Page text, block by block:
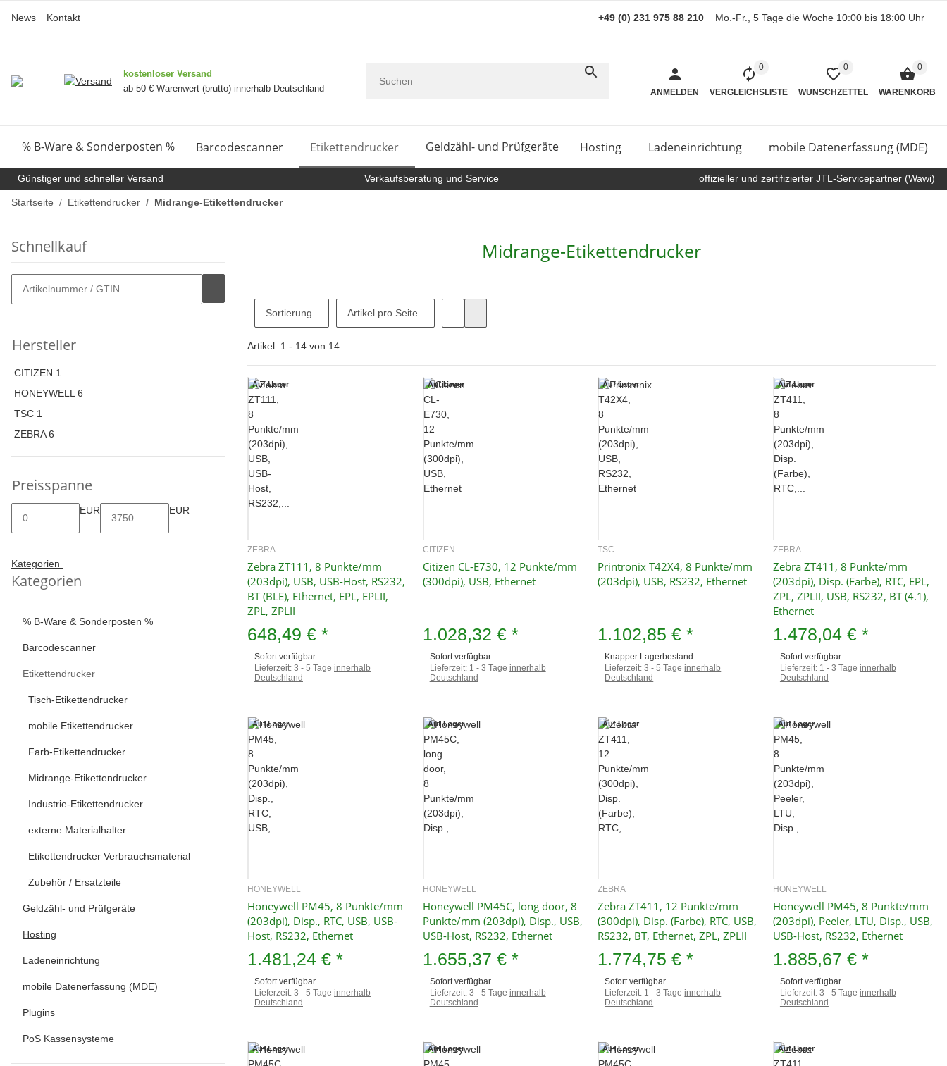
News Kontakt +49 (0) 231 975 88 210 Mo.-Fr., 5 Tage die Woche 10:00 bis 18:00 Uhr
kostenloser Versand
ab 50 € Warenwert (brutto) innerhalb Deutschland
ANMELDEN
0
VERGLEICHSLISTE
0
WUNSCHZETTEL
0
WARENKORB
% B-Ware & Sonderposten % Barcodescanner Etikettendrucker Geldzähl- und Prüfgeräte Hosting Ladeneinrichtung mobile Datenerfassung (MDE)
Günstiger und schneller Versand Verkaufsberatung und Service offizieller und zertifizierter JTL-Servicepartner (Wawi)
Startseite Etikettendrucker Midrange-Etikettendrucker
Midrange-Etikettendrucker
Sortierung Artikel pro Seite
Artikel 1 - 14 von 14
Auf Lager
ZEBRA
Zebra ZT111, 8 Punkte/mm
(203dpi), USB, USB-Host, RS232,
BT (BLE), Ethernet, EPL, EPLII,
ZPL, ZPLII
648,49 € *
Sofort verfügbar
Lieferzeit: 3 - 5 Tage innerhalb
Deutschland
Auf Lager
CITIZEN
Citizen CL-E730, 12 Punkte/mm
(300dpi), USB, Ethernet
1.028,32 € *
Sofort verfügbar
Lieferzeit: 1 - 3 Tage innerhalb
Deutschland
Auf Lager
TSC
Printronix T42X4, 8 Punkte/mm
(203dpi), USB, RS232, Ethernet
1.102,85 €*
Knapper Lagerbestand
Lieferzeit:3 - 5 Tageinnerhalb
Deutschland
Auf Lager
ZEBRA
Zebra ZT411, 8 Punkte/mm
(203dpi), Disp. (Farbe), RTC, EPL,
ZPL, ZPLII, USB, RS232, BT (4.1),
Ethernet
1.478,04 € *
Sofort verfügbar
Lieferzeit: 1 - 3 Tage innerhalb
Deutschland
Auf Lager
Schnellkauf
HONEYWELL
Honeywell PM45, 8 Punkte/mm
(203dpi), Disp., RTC, USB, USB-
Host, RS232, Ethernet
1.481,24 € *
Sofort verfügbar
Lieferzeit: 3 - 5 Tage innerhalb
Deutschland
Auf Lager
Schnellkauf
HONEYWELL
Honeywell PM45C, long door, 8
Punkte/mm (203dpi), Disp., USB,
USB-Host, RS232, Ethernet
1.655,37 € *
Sofort verfügbar
Lieferzeit: 3 - 5 Tage innerhalb
Deutschland
Auf Lager
ZEBRA
Zebra ZT411, 12 Punkte/mm
(300dpi), Disp. (Farbe), RTC, USB,
RS232, BT, Ethernet, ZPL, ZPLII
1.774,75 €*
Sofort verfügbar
Lieferzeit: 1 - 3 Tageinnerhalb
Deutschland
Auf Lager
Schnellkauf
HONEYWELL
Honeywell PM45, 8 Punkte/mm
(203dpi), Peeler, LTU, Disp., USB,
USB-Host, RS232, Ethernet
1.885,67 € *
Sofort verfügbar
Lieferzeit: 3 - 5 Tage innerhalb
Deutschland
Auf Lager Auf Lager Auf Lager Auf Lager
Schnellkauf
Hersteller
CITIZEN 1
HONEYWELL 6
TSC 1
ZEBRA 6
Preisspanne
EUR EUR
Kategorien
Kategorien
% B-Ware & Sonderposten %
Barcodescanner
Etikettendrucker
Tisch-Etikettendrucker
mobile Etikettendrucker
Farb-Etikettendrucker
Midrange-Etikettendrucker
Industrie-Etikettendrucker
externe Materialhalter
Etikettendrucker Verbrauchsmaterial
Zubehör / Ersatzteile
Geldzähl- und Prüfgeräte
Hosting
Ladeneinrichtung
mobile Datenerfassung (MDE)
Plugins
PoS Kassensysteme